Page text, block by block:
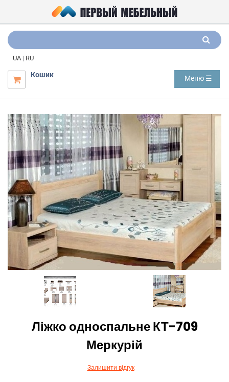
UA | RU

Кошик Меню ☰
Ліжко односпальне КТ-709
Меркурій
Залишити відгук